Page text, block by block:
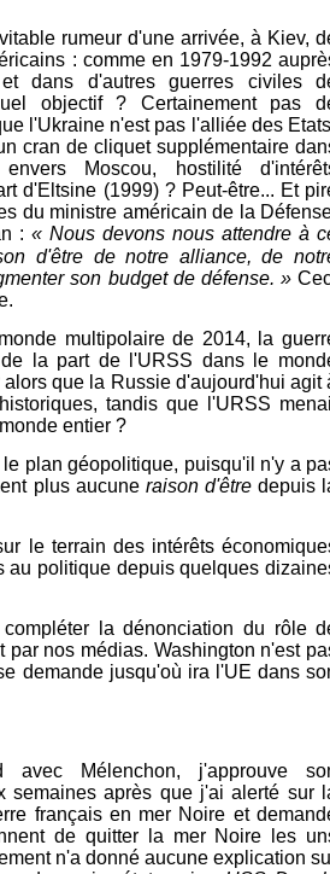
rumeur d'une arrivée, à Kiev,
: comme en 1979-1992
dans d'autres guerres civiles
objectif ? Certainement pas
l'Ukraine n'est pas l'alliée des
cran de cliquet supplémentaire
Moscou, hostilité
d'Eltsine (1999) ? Peut-être... Et
du ministre américain de la
:«Nous devons nous attendre à
d'être de notre alliance, de
son budget de défense. »
multipolaire de 2014, la
la part de l'URSS dans le
que la Russie d'aujourd'hui agit
tandis que l'URSS
entier ?
plan géopolitique, puisqu'il n'y a
plus aucune raison d'êtredepuis
le terrain des intérêts
au politique depuis quelques
la dénonciation du rôle
par nos médias. Washington n'est
demande jusqu'où ira l'UE dans
avec Mélenchon, j'approuve
semaines après que j'ai alerté sur
français en mer Noire et
de quitter la mer Noire les
n'a donné aucune explication